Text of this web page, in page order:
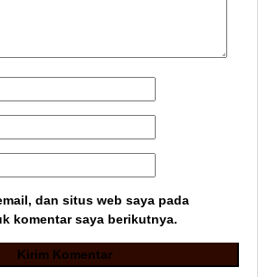
dan situs web saya pada
komentar saya berikutnya.